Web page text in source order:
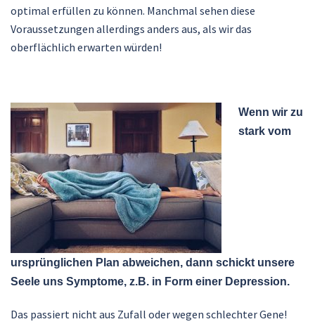
optimal erfüllen zu können. Manchmal sehen diese
Voraussetzungen allerdings anders aus, als wir das
oberflächlich erwarten würden!
Wenn wir zu
stark vom
ursprünglichen Plan abweichen, dann schickt unsere
Seele uns Symptome, z.B. in Form einer Depression.
Das passiert nicht aus Zufall oder wegen schlechter Gene!